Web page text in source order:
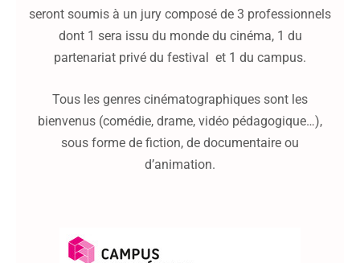
seront soumis à un jury composé de 3 professionnels
dont 1 sera issu du monde du cinéma, 1 du
partenariat privé du festival et 1 du campus.
Tous les genres cinématographiques sont les
bienvenus (comédie, drame, vidéo pédagogique…),
sous forme de fiction, de documentaire ou
d’animation.